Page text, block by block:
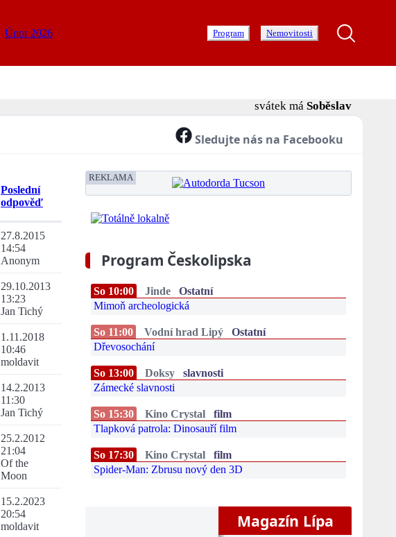
Únor 2026 Program Nemovitosti
svátek má Soběslav
Sledujte nás na Facebooku
Poslední
odpověď
27.8.2015
14:54
Anonym
29.10.2013
13:23
Jan Tichý
1.11.2018
10:46
moldavit
14.2.2013
11:30
Jan Tichý
25.2.2012
21:04
Of the
Moon
15.2.2023
20:54
moldavit
REKLAMA
Program Českolipska
So 10:00 Jinde
Ostatní
Mimoň archeologická
So 11:00 Vodní hrad Lipý
Ostatní
Dřevosochání
So 13:00 Doksy
slavnosti
Zámecké slavnosti
So 15:30 Kino Crystal
film
Tlapková patrola: Dinosauří film
So 17:30 Kino Crystal
film
Spider-Man: Zbrusu nový den 3D
Magazín Lípa